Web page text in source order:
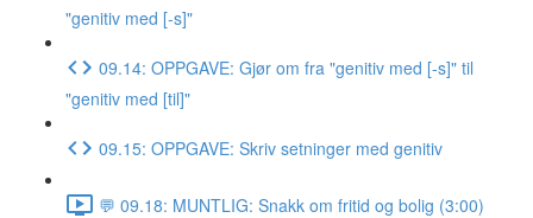
"genitiv med [-s]"
09.14: OPPGAVE: Gjør om fra "genitiv med [-s]" til
"genitiv med [til]"
09.15: OPPGAVE: Skriv setninger med genitiv
💬 09.18: MUNTLIG: Snakk om fritid og bolig (3:00)